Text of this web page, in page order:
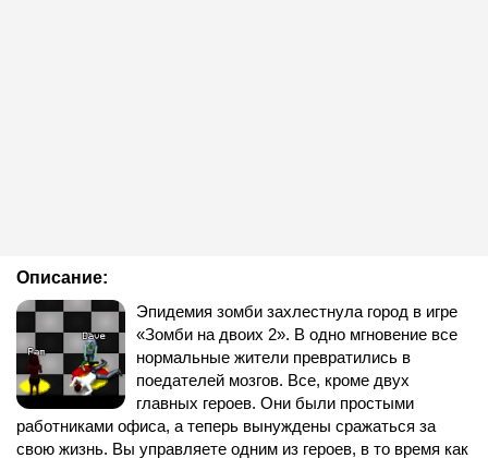
Описание:
Эпидемия зомби захлестнула город в игре
«Зомби на двоих 2». В одно мгновение все
нормальные жители превратились в
поедателей мозгов. Все, кроме двух
главных героев. Они были простыми
работниками офиса, а теперь вынуждены сражаться за
свою жизнь. Вы управляете одним из героев, в то время как